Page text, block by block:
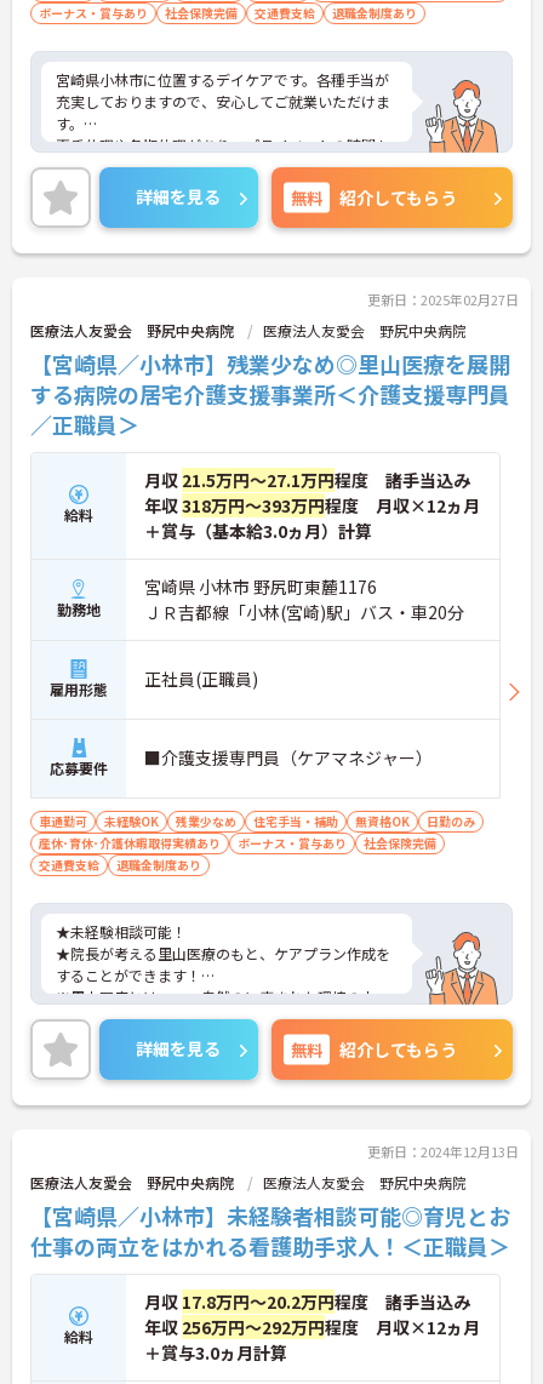
ボーナス・賞与あり
社会保険完備 交通費支給 退職金制度あり
宮崎県小林市に位置するデイケアです。各種手当が
充実しておりますので、安心してご就業いただけま
す。
夏季休暇や冬期休暇があり、プライベートの時間も
大切にしていただけます。
昇給や賞与制度があり頑張りが評価されてしっかり
と職員に還元されます。
ご興味のある方には、面接対策ポイントなど、さら
に詳細をお話しいたしますのでお気軽にご相談くだ
詳細を見る 無料 紹介してもらう
更新日：2025年02月27日
医療法人友愛会 野尻中央病院 医療法人友愛会 野尻中央病院
【宮崎県／小林市】残業少なめ◎里山医療を展開
する病院の居宅介護支援事業所＜介護支援専門員
／正職員＞
給料
月収 21.5万円～27.1万円程度 諸手当込み
年収318万円～393万円程度 月収×12ヵ月
＋賞与（基本給3.0ヵ月）計算
勤務地
宮崎県 小林市 野尻町東麓1176
ＪＲ吉都線「小林(宮崎)駅」バス・車20分
雇用形態 正社員(正職員)
応募要件 ■介護支援専門員（ケアマネジャー）
車通勤可 未経験OK 残業少なめ 住宅手当・補助 無資格OK
日勤のみ
産休･育休･介護休暇取得実績あり
ボーナス・賞与あり
社会保険完備
交通費支給
退職金制度あり
★未経験相談可能！
★院長が考える里山医療のもと、ケアプラン作成を
することができます！
※里山医療とは・・・自然のに恵まれた環境の中、
本来人が持っている自然治癒力や癒しからケアを行
っている医療とのこと
★育児休暇の取得実績もあり、子育て世代にもおす
すめです！
ご興味ある方には、面接対策ポイントなど、さらに
詳細を見る 無料 紹介してもらう
更新日：2024年12月13日
医療法人友愛会 野尻中央病院 医療法人友愛会 野尻中央病院
【宮崎県／小林市】未経験者相談可能◎育児とお
仕事の両立をはかれる看護助手求人！＜正職員＞
給料
月収 17.8万円～20.2万円程度 諸手当込み
年収 256万円～292万円程度 月収×12ヵ月
＋賞与3.0ヵ月計算